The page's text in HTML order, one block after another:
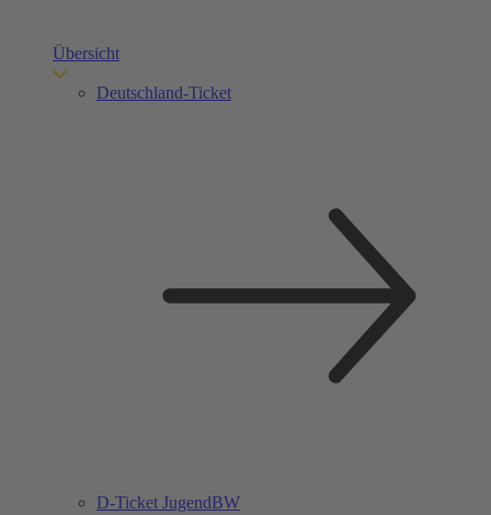
Übersicht
Deutschland-Ticket
D-Ticket JugendBW